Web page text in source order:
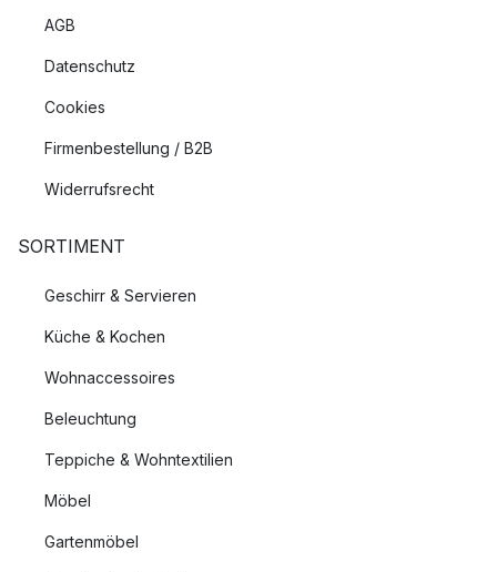
AGB
Datenschutz
Cookies
Firmenbestellung / B2B
Widerrufsrecht
SORTIMENT
Geschirr & Servieren
Küche & Kochen
Wohnaccessoires
Beleuchtung
Teppiche & Wohntextilien
Möbel
Gartenmöbel